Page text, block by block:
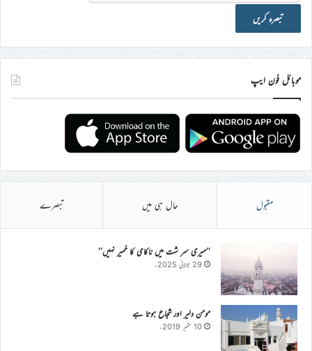
موبائل فون ایپ
مقبول حال ہی میں تبصرے
’’میری سر شت میں ناکامی کا خمیر نہیں‘‘
29 جولائی 2025ء
مومن دلیر اور شجاع ہوتا ہے
10 ستمبر 2019ء